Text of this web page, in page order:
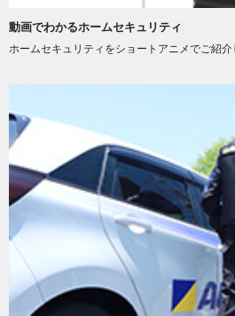
動画でわかるホームセキュリティ
ホームセキュリティをショートアニメでご紹介